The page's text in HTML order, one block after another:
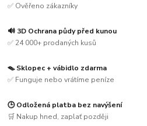
✅ Ověřeno zákazníky
🔊 3D Ochrana půdy před kunou
✅ 24 000+ prodaných kusů
🪤 Sklopec + vábidlo zdarma
✅ Funguje nebo vrátíme peníze
🕒 Odložená platba bez navýšení
🛒 Nakup hned, zaplať později